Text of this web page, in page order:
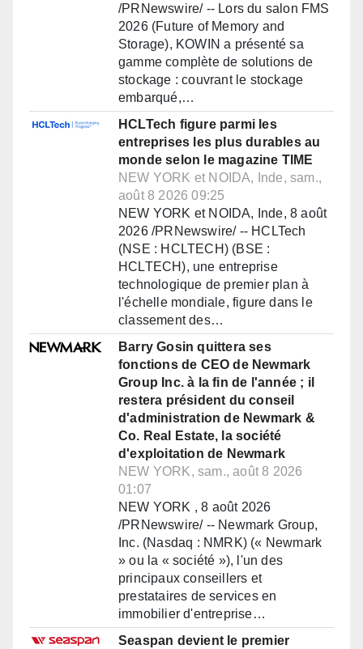
/PRNewswire/ -- Lors du salon FMS
2026 (Future of Memory and
Storage), KOWIN a présenté sa
gamme complète de solutions de
stockage : couvrant le stockage
embarqué,…
HCLTech figure parmi les
entreprises les plus durables au
monde selon le magazine TIME
NEW YORK et NOIDA, Inde, sam.,
août 8 2026 09:25
NEW YORK et NOIDA, Inde, 8 août
2026 /PRNewswire/ -- HCLTech
(NSE : HCLTECH) (BSE :
HCLTECH), une entreprise
technologique de premier plan à
l'échelle mondiale, figure dans le
classement des…
Barry Gosin quittera ses
fonctions de CEO de Newmark
Group Inc. à la fin de l'année ; il
restera président du conseil
d'administration de Newmark &
Co. Real Estate, la société
d'exploitation de Newmark
NEW YORK, sam., août 8 2026
01:07
NEW YORK , 8 août 2026
/PRNewswire/ -- Newmark Group,
Inc. (Nasdaq : NMRK) (« Newmark
» ou la « société »), l'un des
principaux conseillers et
prestataires de services en
immobilier d'entreprise…
Seaspan devient le premier